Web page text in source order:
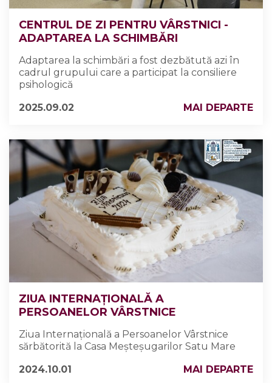
CENTRUL DE ZI PENTRU VÂRSTNICI -
ADAPTAREA LA SCHIMBĂRI
Adaptarea la schimbări a fost dezbătută azi în
cadrul grupului care a participat la consiliere
psihologică
2025.09.02
MAI DEPARTE
ZIUA INTERNAȚIONALĂ A
PERSOANELOR VÂRSTNICE
Ziua Internațională a Persoanelor Vârstnice
sărbătorită la Casa Meșteșugarilor Satu Mare
2024.10.01
MAI DEPARTE